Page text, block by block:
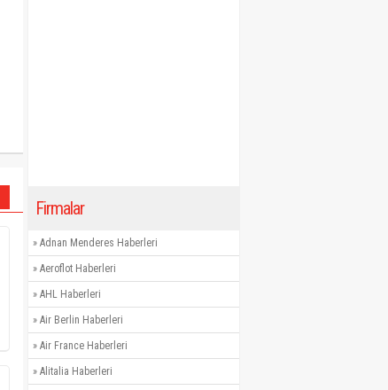
Firmalar
» Adnan Menderes Haberleri
» Aeroflot Haberleri
» AHL Haberleri
» Air Berlin Haberleri
» Air France Haberleri
» Alitalia Haberleri